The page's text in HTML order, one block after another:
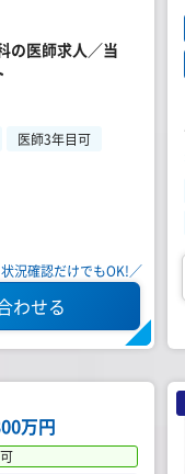
の医師求人／当
医師3年目可
状況確認だけでもOK!／
わせる
万円